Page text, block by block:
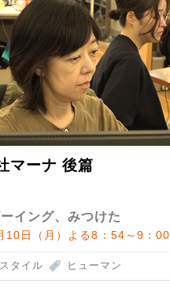
マーナ 後篇
イング、みつけた
10日（月）よる8：54～9：00
タイル ヒューマン